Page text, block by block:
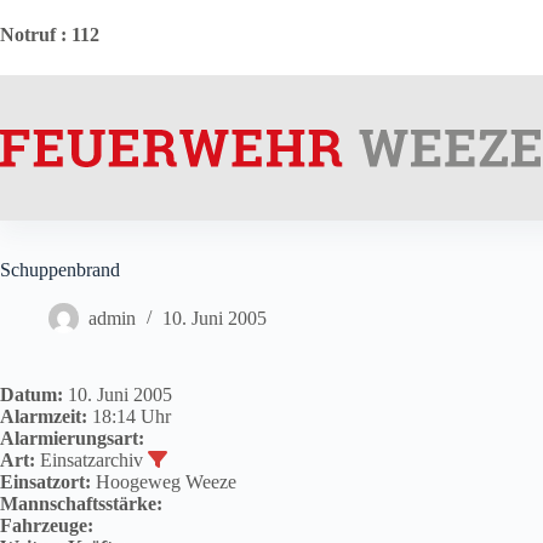
Inhalt
Notruf: 112
Schuppenbrand
admin 10. Juni 2005
Datum: 10. Juni 2005
Alarmzeit: 18:14 Uhr
Alarmierungsart:
Art: Einsatzarchiv
Einsatzort: Hoogeweg Weeze
Mannschaftsstärke:
Fahrzeuge: